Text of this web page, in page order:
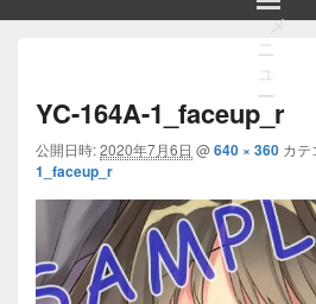
メ
ニ
ュ
ー
YC-164A-1_faceup_r
公開日時:2020年7月6日 @640 × 360 カテ
1_faceup_r